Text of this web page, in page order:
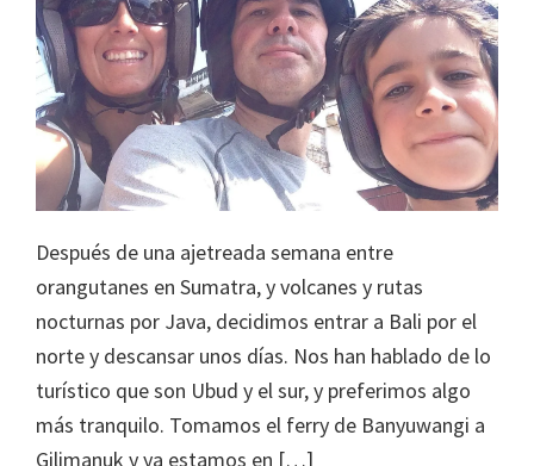
Después de una ajetreada semana entre
orangutanes en Sumatra, y volcanes y rutas
nocturnas por Java, decidimos entrar a Bali por el
norte y descansar unos días. Nos han hablado de lo
turístico que son Ubud y el sur, y preferimos algo
más tranquilo. Tomamos el ferry de Banyuwangi a
Gilimanuk y ya estamos en […]